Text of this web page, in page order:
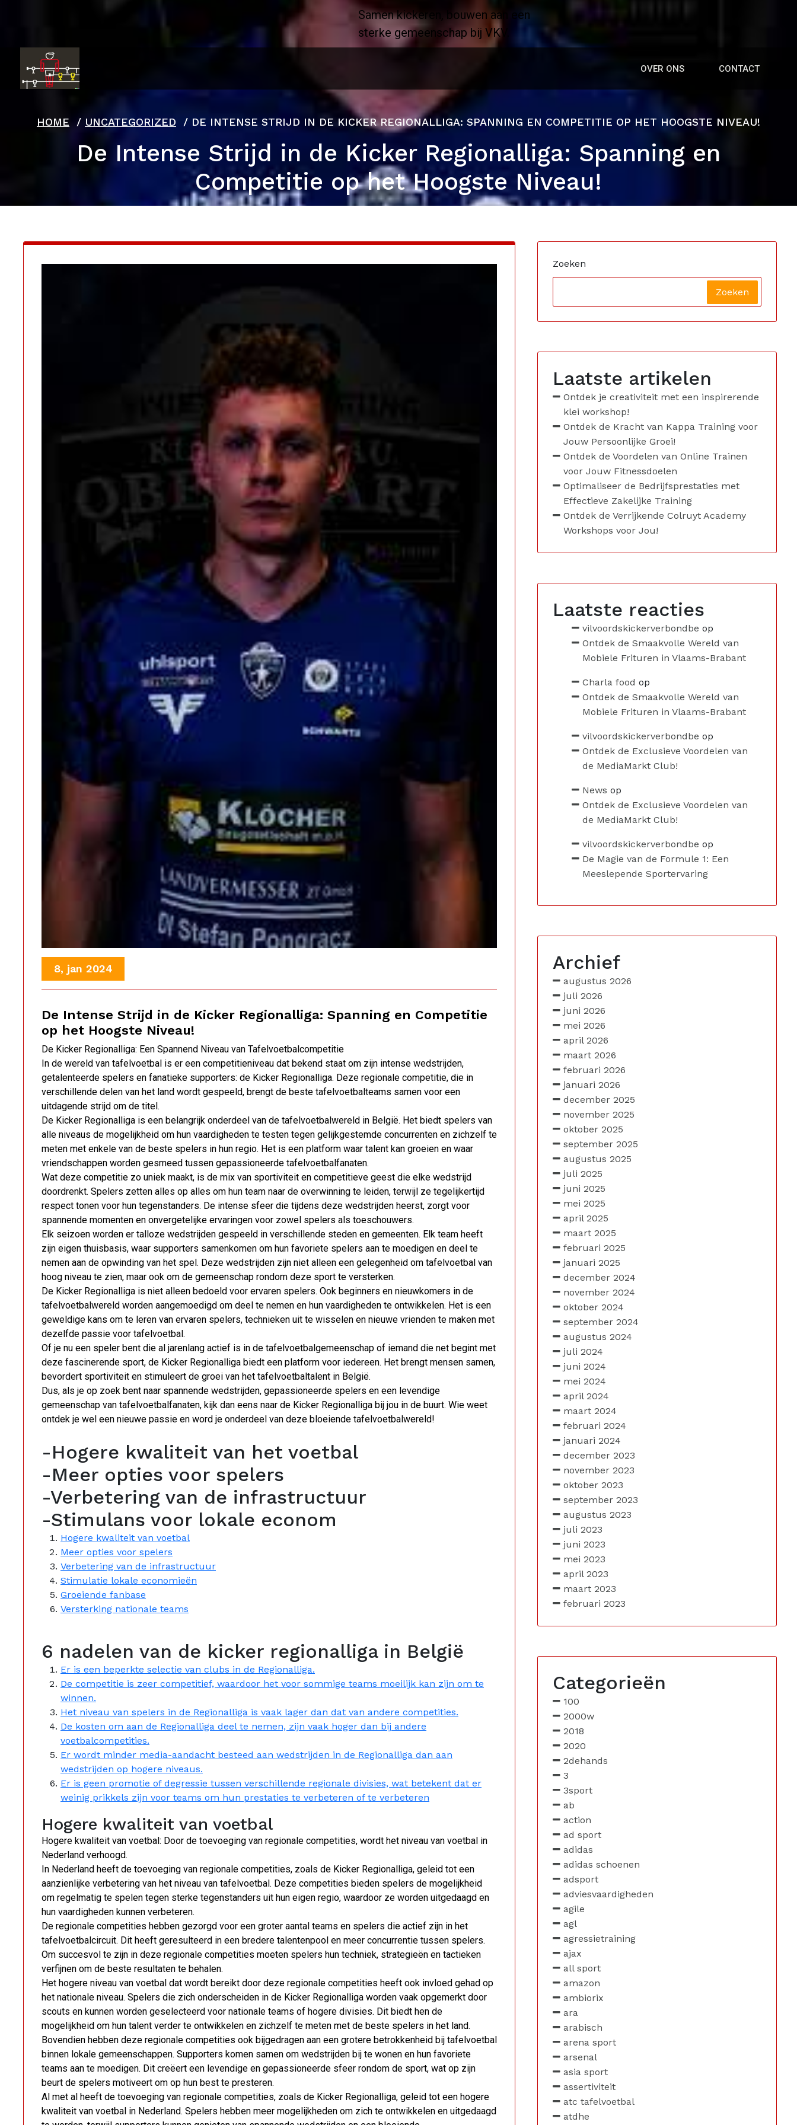
inhoud
Samen kickeren, bouwen aan een
sterke gemeenschap bij VKV.
OVER ONS CONTACT
HOME / UNCATEGORIZED / DE INTENSE STRIJD IN DE KICKER REGIONALLIGA: SPANNING EN COMPETITIE OP HET HOOGSTE NIVEAU!
De Intense Strijd in de Kicker Regionalliga: Spanning en
Competitie op het Hoogste Niveau!
8, jan 2024
De Intense Strijd in de Kicker Regionalliga: Spanning en Competitie
op het Hoogste Niveau!
De Kicker Regionalliga: Een Spannend Niveau van Tafelvoetbalcompetitie
In de wereld van tafelvoetbal is er een competitieniveau dat bekend staat om zijn intense wedstrijden,
getalenteerde spelers en fanatieke supporters: de Kicker Regionalliga. Deze regionale competitie, die in
verschillende delen van het land wordt gespeeld, brengt de beste tafelvoetbalteams samen voor een
uitdagende strijd om de titel.
De Kicker Regionalliga is een belangrijk onderdeel van de tafelvoetbalwereld in België. Het biedt spelers van
alle niveaus de mogelijkheid om hun vaardigheden te testen tegen gelijkgestemde concurrenten en zichzelf te
meten met enkele van de beste spelers in hun regio. Het is een platform waar talent kan groeien en waar
vriendschappen worden gesmeed tussen gepassioneerde tafelvoetbalfanaten.
Wat deze competitie zo uniek maakt, is de mix van sportiviteit en competitieve geest die elke wedstrijd
doordrenkt. Spelers zetten alles op alles om hun team naar de overwinning te leiden, terwijl ze tegelijkertijd
respect tonen voor hun tegenstanders. De intense sfeer die tijdens deze wedstrijden heerst, zorgt voor
spannende momenten en onvergetelijke ervaringen voor zowel spelers als toeschouwers.
Elk seizoen worden er talloze wedstrijden gespeeld in verschillende steden en gemeenten. Elk team heeft
zijn eigen thuisbasis, waar supporters samenkomen om hun favoriete spelers aan te moedigen en deel te
nemen aan de opwinding van het spel. Deze wedstrijden zijn niet alleen een gelegenheid om tafelvoetbal van
hoog niveau te zien, maar ook om de gemeenschap rondom deze sport te versterken.
De Kicker Regionalliga is niet alleen bedoeld voor ervaren spelers. Ook beginners en nieuwkomers in de
tafelvoetbalwereld worden aangemoedigd om deel te nemen en hun vaardigheden te ontwikkelen. Het is een
geweldige kans om te leren van ervaren spelers, technieken uit te wisselen en nieuwe vrienden te maken met
dezelfde passie voor tafelvoetbal.
Of je nu een speler bent die al jarenlang actief is in de tafelvoetbalgemeenschap of iemand die net begint met
deze fascinerende sport, de Kicker Regionalliga biedt een platform voor iedereen. Het brengt mensen samen,
bevordert sportiviteit en stimuleert de groei van het tafelvoetbaltalent in België.
Dus, als je op zoek bent naar spannende wedstrijden, gepassioneerde spelers en een levendige
gemeenschap van tafelvoetbalfanaten, kijk dan eens naar de Kicker Regionalliga bij jou in de buurt. Wie weet
ontdek je wel een nieuwe passie en word je onderdeel van deze bloeiende tafelvoetbalwereld!
-Hogere kwaliteit van het voetbal
-Meer opties voor spelers
-Verbetering van de infrastructuur
-Stimulans voor lokale econom
Hogere kwaliteit van voetbal
Meer opties voor spelers
Verbetering van de infrastructuur
Stimulatie lokale economieën
Groeiende fanbase
Versterking nationale teams
6 nadelen van de kicker regionalliga in België
Er is een beperkte selectie van clubs in de Regionalliga.
De competitie is zeer competitief, waardoor het voor sommige teams moeilijk kan zijn om te
winnen.
Het niveau van spelers in de Regionalliga is vaak lager dan dat van andere competities.
De kosten om aan de Regionalliga deel te nemen, zijn vaak hoger dan bij andere
voetbalcompetities.
Er wordt minder media-aandacht besteed aan wedstrijden in de Regionalliga dan aan
wedstrijden op hogere niveaus.
Er is geen promotie of degressie tussen verschillende regionale divisies, wat betekent dat er
weinig prikkels zijn voor teams om hun prestaties te verbeteren of te verbeteren
Hogere kwaliteit van voetbal
Hogere kwaliteit van voetbal: Door de toevoeging van regionale competities, wordt het niveau van voetbal in
Nederland verhoogd.
In Nederland heeft de toevoeging van regionale competities, zoals de Kicker Regionalliga, geleid tot een
aanzienlijke verbetering van het niveau van tafelvoetbal. Deze competities bieden spelers de mogelijkheid
om regelmatig te spelen tegen sterke tegenstanders uit hun eigen regio, waardoor ze worden uitgedaagd en
hun vaardigheden kunnen verbeteren.
De regionale competities hebben gezorgd voor een groter aantal teams en spelers die actief zijn in het
tafelvoetbalcircuit. Dit heeft geresulteerd in een bredere talentenpool en meer concurrentie tussen spelers.
Om succesvol te zijn in deze regionale competities moeten spelers hun techniek, strategieën en tactieken
verfijnen om de beste resultaten te behalen.
Het hogere niveau van voetbal dat wordt bereikt door deze regionale competities heeft ook invloed gehad op
het nationale niveau. Spelers die zich onderscheiden in de Kicker Regionalliga worden vaak opgemerkt door
scouts en kunnen worden geselecteerd voor nationale teams of hogere divisies. Dit biedt hen de
mogelijkheid om hun talent verder te ontwikkelen en zichzelf te meten met de beste spelers in het land.
Bovendien hebben deze regionale competities ook bijgedragen aan een grotere betrokkenheid bij tafelvoetbal
binnen lokale gemeenschappen. Supporters komen samen om wedstrijden bij te wonen en hun favoriete
teams aan te moedigen. Dit creëert een levendige en gepassioneerde sfeer rondom de sport, wat op zijn
beurt de spelers motiveert om op hun best te presteren.
Al met al heeft de toevoeging van regionale competities, zoals de Kicker Regionalliga, geleid tot een hogere
kwaliteit van voetbal in Nederland. Spelers hebben meer mogelijkheden om zich te ontwikkelen en uitgedaagd
Zoeken
Zoeken
Laatste artikelen
Ontdek je creativiteit met een inspirerende
klei workshop!
Ontdek de Kracht van Kappa Training voor
Jouw Persoonlijke Groei!
Ontdek de Voordelen van Online Trainen
voor Jouw Fitnessdoelen
Optimaliseer de Bedrijfsprestaties met
Effectieve Zakelijke Training
Ontdek de Verrijkende Colruyt Academy
Workshops voor Jou!
Laatste reacties
vilvoordskickerverbondbe op
Ontdek de Smaakvolle Wereld van
Mobiele Frituren in Vlaams-Brabant
Charla food op
Ontdek de Smaakvolle Wereld van
Mobiele Frituren in Vlaams-Brabant
vilvoordskickerverbondbe op
Ontdek de Exclusieve Voordelen van
de MediaMarkt Club!
News op
Ontdek de Exclusieve Voordelen van
de MediaMarkt Club!
vilvoordskickerverbondbe op
De Magie van de Formule 1: Een
Meeslepende Sportervaring
Archief
augustus 2026
juli 2026
juni 2026
mei 2026
april 2026
maart 2026
februari 2026
januari 2026
december 2025
november 2025
oktober 2025
september 2025
augustus 2025
juli 2025
juni 2025
mei 2025
april 2025
maart 2025
februari 2025
januari 2025
december 2024
november 2024
oktober 2024
september 2024
augustus 2024
juli 2024
juni 2024
mei 2024
april 2024
maart 2024
februari 2024
januari 2024
december 2023
november 2023
oktober 2023
september 2023
augustus 2023
juli 2023
juni 2023
mei 2023
april 2023
maart 2023
februari 2023
Categorieën
100
2000w
2018
2020
2dehands
3
3sport
ab
action
ad sport
adidas
adidas schoenen
adsport
adviesvaardigheden
agile
agl
agressietraining
ajax
all sport
amazon
ambiorix
ara
arabisch
arena sport
arsenal
asia sport
assertiviteit
atc tafelvoetbal
atdhe